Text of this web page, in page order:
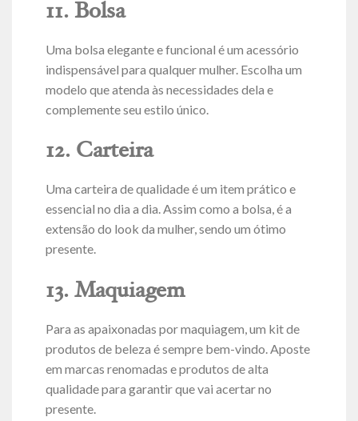
11. Bolsa
Uma bolsa elegante e funcional é um acessório
indispensável para qualquer mulher. Escolha um
modelo que atenda às necessidades dela e
complemente seu estilo único.
12. Carteira
Uma carteira de qualidade é um item prático e
essencial no dia a dia. Assim como a bolsa, é a
extensão do look da mulher, sendo um ótimo
presente.
13. Maquiagem
Para as apaixonadas por maquiagem, um kit de
produtos de beleza é sempre bem-vindo. Aposte
em marcas renomadas e produtos de alta
qualidade para garantir que vai acertar no
presente.